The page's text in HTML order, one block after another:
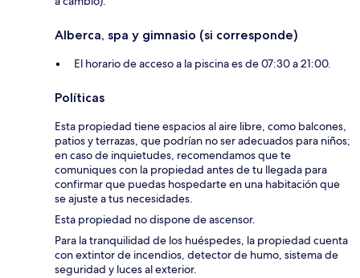
Alberca, spa y gimnasio (si corresponde)
El horario de acceso a la piscina es de 07:30 a 21:00.
Políticas
Esta propiedad tiene espacios al aire libre, como balcones,
patios y terrazas, que podrían no ser adecuados para niños;
en caso de inquietudes, recomendamos que te
comuniques con la propiedad antes de tu llegada para
confirmar que puedas hospedarte en una habitación que
se ajuste a tus necesidades.
Esta propiedad no dispone de ascensor.
Para la tranquilidad de los huéspedes, la propiedad cuenta
con extintor de incendios, detector de humo, sistema de
seguridad y luces al exterior.